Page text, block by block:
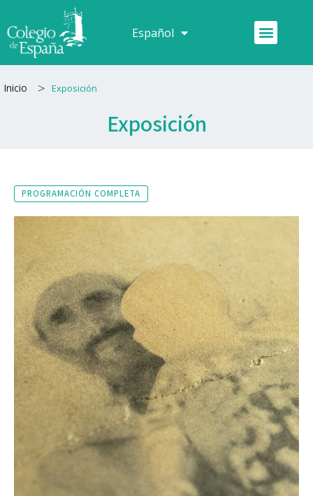
al
contenido
Español
Français Menú
Inicio > Exposición
Exposición
PROGRAMACIÓN COMPLETA